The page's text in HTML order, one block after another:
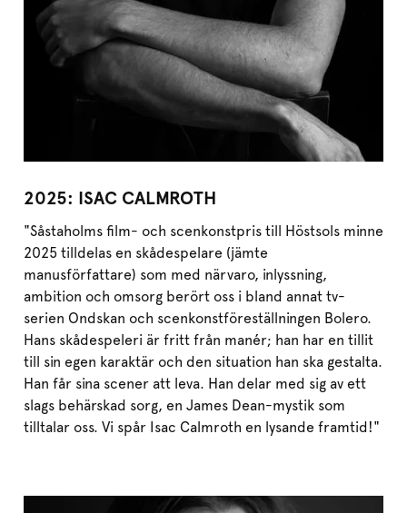
2025: ISAC CALMROTH
"Såstaholms film- och scenkonstpris till Höstsols minne
2025 tilldelas en skådespelare (jämte
manusförfattare) som med närvaro, inlyssning,
ambition och omsorg berört oss i bland annat tv-
serien Ondskan och scenkonstföreställningen Bolero.
Hans skådespeleri är fritt från manér; han har en tillit
till sin egen karaktär och den situation han ska gestalta.
Han får sina scener att leva. Han delar med sig av ett
slags behärskad sorg, en James Dean-mystik som
tilltalar oss. Vi spår Isac Calmroth en lysande framtid!"